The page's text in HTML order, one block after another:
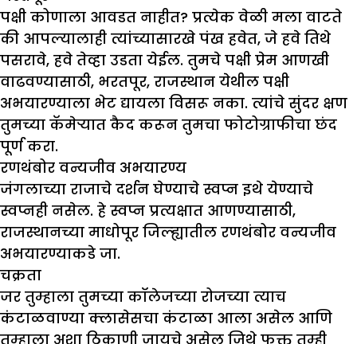
पक्षी कोणाला आवडत नाहीत? प्रत्येक वेळी मला वाटते
की आपल्यालाही त्यांच्यासारखे पंख हवेत, जे हवे तिथे
पसरावे, हवे तेव्हा उडता येईल. तुमचे पक्षी प्रेम आणखी
वाढवण्यासाठी, भरतपूर, राजस्थान येथील पक्षी
अभयारण्याला भेट द्यायला विसरू नका. त्यांचे सुंदर क्षण
तुमच्या कॅमेऱ्यात कैद करून तुमचा फोटोग्राफीचा छंद
पूर्ण करा.
रणथंबोर वन्यजीव अभयारण्य
जंगलाच्या राजाचे दर्शन घेण्याचे स्वप्न इथे येण्याचे
स्वप्नही नसेल. हे स्वप्न प्रत्यक्षात आणण्यासाठी,
राजस्थानच्या माधोपूर जिल्ह्यातील रणथंबोर वन्यजीव
अभयारण्याकडे जा.
चक्रता
जर तुम्हाला तुमच्या कॉलेजच्या रोजच्या त्याच
कंटाळवाण्या क्लासेसचा कंटाळा आला असेल आणि
तुम्हाला अशा ठिकाणी जायचे असेल जिथे फक्त तुम्ही